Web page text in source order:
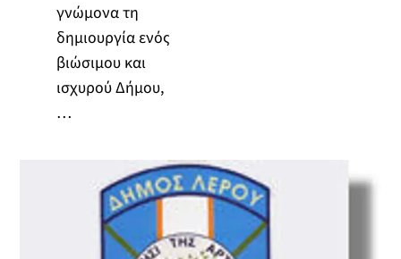
γνώμονα τη
δημιουργία ενός
βιώσιμου και
ισχυρού Δήμου,
…